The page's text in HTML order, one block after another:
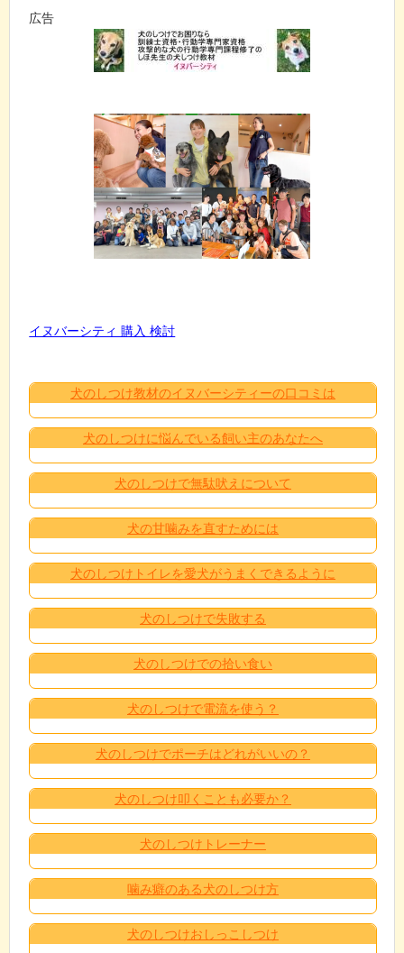
広告
イヌバーシティ 購入 検討
犬のしつけ教材のイヌバーシティーの口コミは
犬のしつけに悩んでいる飼い主のあなたへ
犬のしつけで無駄吠えについて
犬の甘噛みを直すためには
犬のしつけトイレを愛犬がうまくできるように
犬のしつけで失敗する
犬のしつけでの拾い食い
犬のしつけで電流を使う？
犬のしつけでポーチはどれがいいの？
犬のしつけ叩くことも必要か？
犬のしつけトレーナー
噛み癖のある犬のしつけ方
犬のしつけおしっこしつけ